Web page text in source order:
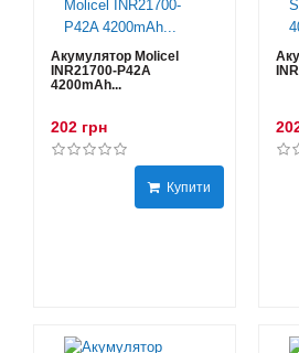
Акумулятор Molicel
INR21700-P42A
4200mAh...
202 грн
Купити